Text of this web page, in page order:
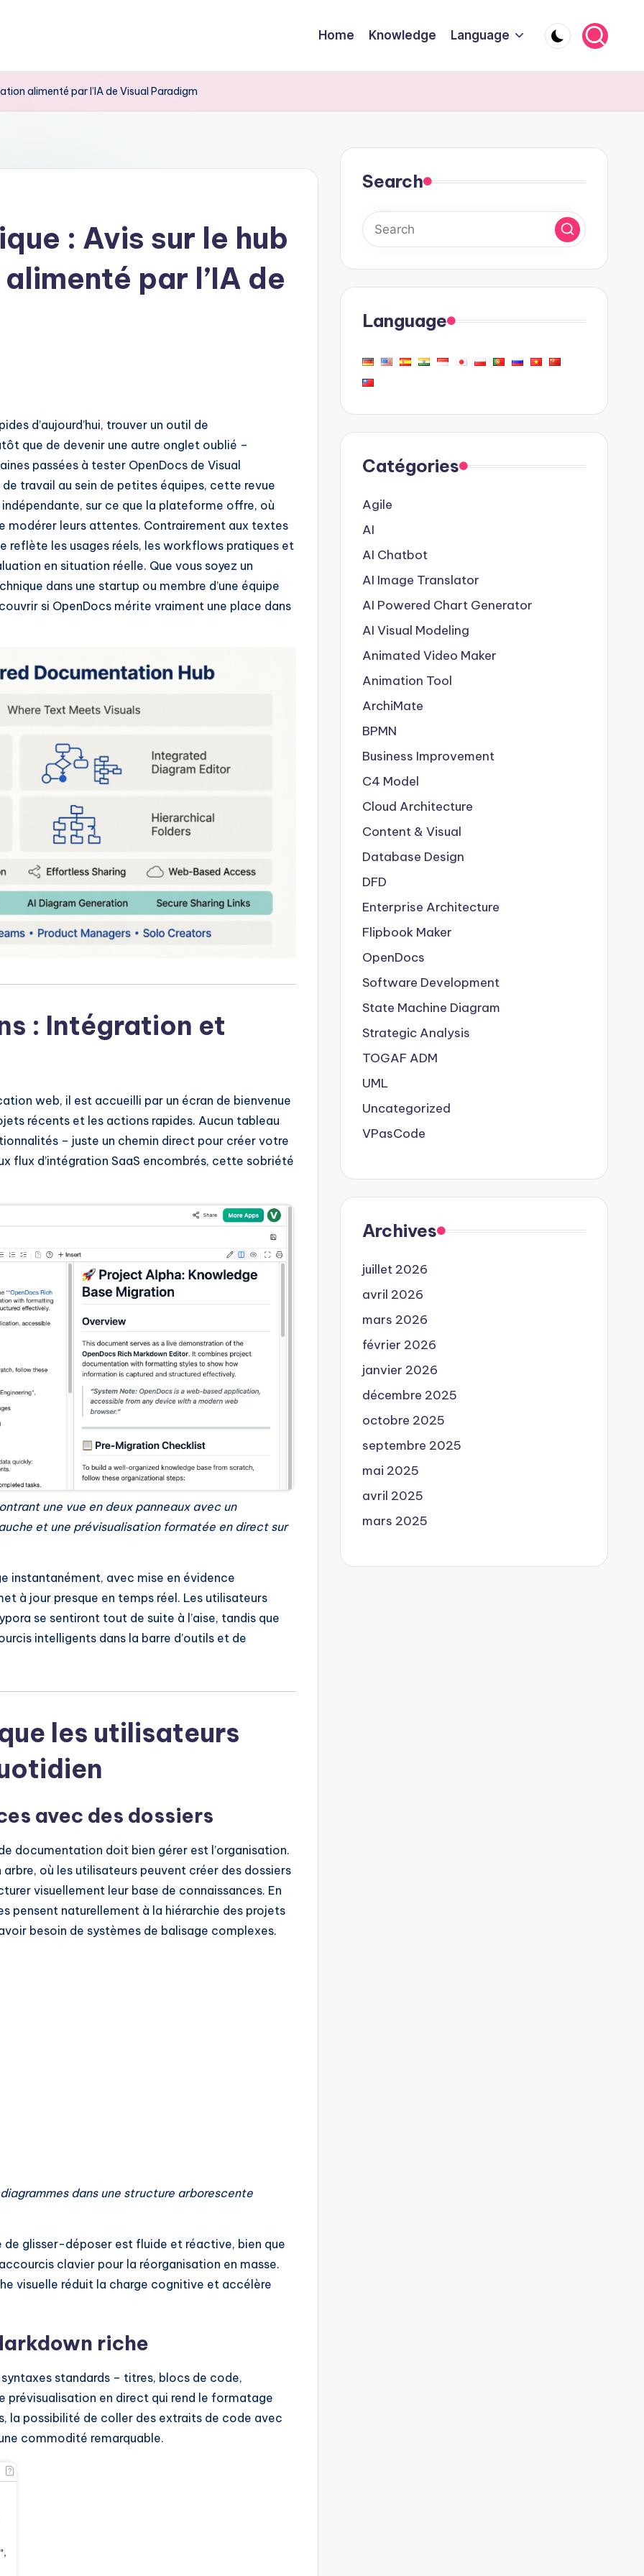
Home Knowledge Language
alimenté par l’IA de Visual Paradigm
: Avis sur le hub
par l’IA de
d’aujourd’hui, trouver un outil de
que de devenir une autre onglet oublié –
passées à tester OpenDocs de Visual
travail au sein de petites équipes, cette revue
sur ce que la plateforme offre, où
modérer leurs attentes. Contrairement aux textes
reflète les usages réels, les workflows pratiques et
en situation réelle. Que vous soyez un
dans une startup ou membre d’une équipe
si OpenDocs mérite vraiment une place dans
: Intégration et
web, il est accueilli par un écran de bienvenue
récents et les actions rapides. Aucun tableau
– juste un chemin direct pour créer votre
flux d’intégration SaaS encombrés, cette sobriété
une vue en deux panneaux avec un
et une prévisualisation formatée en direct sur
instantanément, avec mise en évidence
à jour presque en temps réel. Les utilisateurs
se sentiront tout de suite à l’aise, tandis que
intelligents dans la barre d’outils et de
les utilisateurs
avec des dossiers
documentation doit bien gérer est l’organisation.
où les utilisateurs peuvent créer des dossiers
visuellement leur base de connaissances. En
pensent naturellement à la hiérarchie des projets
besoin de systèmes de balisage complexes.
dans une structure arborescente
glisser-déposer est fluide et réactive, bien que
clavier pour la réorganisation en masse.
visuelle réduit la charge cognitive et accélère
riche
standards – titres, blocs de code,
prévisualisation en direct qui rend le formatage
la possibilité de coller des extraits de code avec
commodité remarquable.
Search
Language
Catégories
Agile
AI
AI Chatbot
AI Image Translator
AI Powered Chart Generator
AI Visual Modeling
Animated Video Maker
Animation Tool
ArchiMate
BPMN
Business Improvement
C4 Model
Cloud Architecture
Content & Visual
Database Design
DFD
Enterprise Architecture
Flipbook Maker
OpenDocs
Software Development
State Machine Diagram
Strategic Analysis
TOGAF ADM
UML
Uncategorized
VPasCode
Archives
juillet 2026
avril 2026
mars 2026
février 2026
janvier 2026
décembre 2025
octobre 2025
septembre 2025
mai 2025
avril 2025
mars 2025